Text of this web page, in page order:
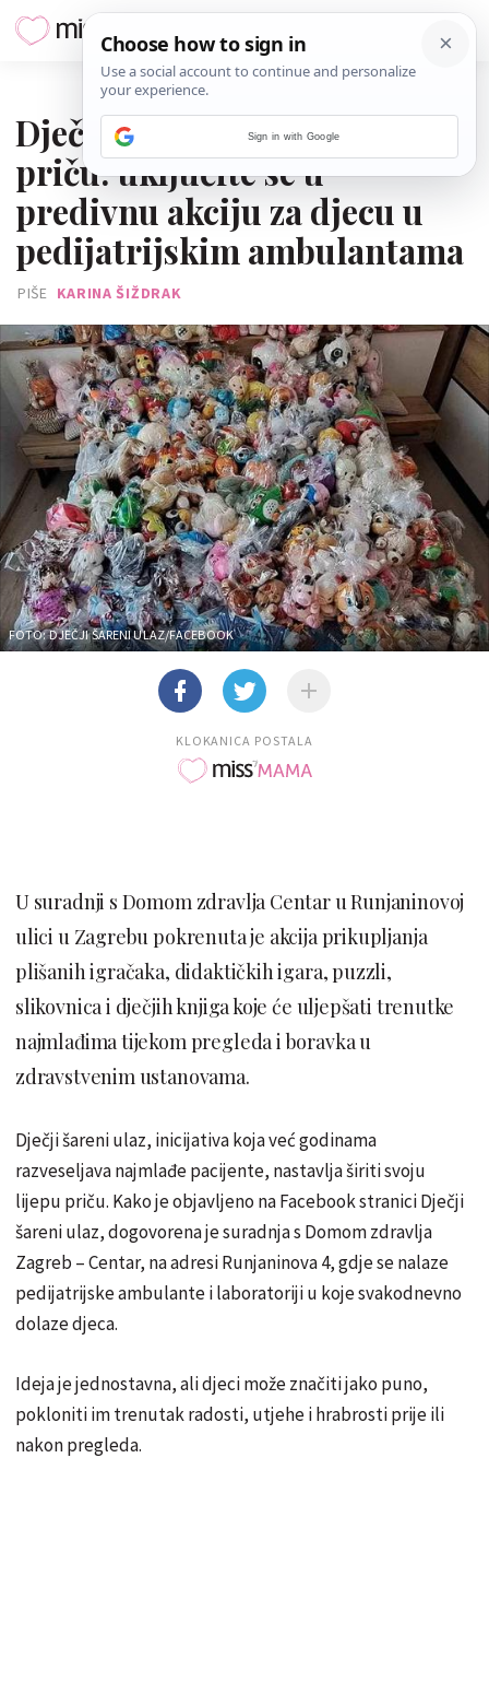
Dječji šareni ulaz širi svoju
priču: uključite se u
predivnu akciju za djecu u
pedijatrijskim ambulantama
PIŠE KARINA ŠIŽDRAK
FOTO: DJEČJI ŠARENI ULAZ/FACEBOOK
KLOKANICA POSTALA
U suradnji s Domom zdravlja Centar u Runjaninovoj
ulici u Zagrebu pokrenuta je akcija prikupljanja
plišanih igračaka, didaktičkih igara, puzzli,
slikovnica i dječjih knjiga koje će uljepšati trenutke
najmlađima tijekom pregleda i boravka u
zdravstvenim ustanovama.
Dječji šareni ulaz, inicijativa koja već godinama
razveseljava najmlađe pacijente, nastavlja širiti svoju
lijepu priču. Kako je objavljeno na Facebook stranici Dječji
šareni ulaz, dogovorena je suradnja s Domom zdravlja
Zagreb – Centar, na adresi Runjaninova 4, gdje se nalaze
pedijatrijske ambulante i laboratoriji u koje svakodnevno
dolaze djeca.
Ideja je jednostavna, ali djeci može značiti jako puno,
pokloniti im trenutak radosti, utjehe i hrabrosti prije ili
nakon pregleda.
Sign in with Google